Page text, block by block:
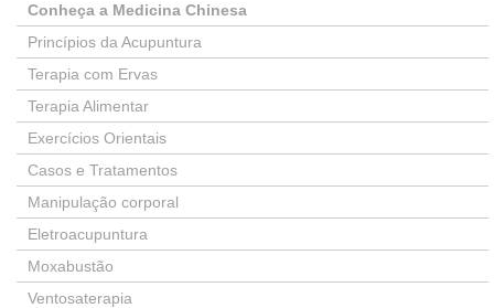
Conheça a Medicina Chinesa
Princípios da Acupuntura
Terapia com Ervas
Terapia Alimentar
Exercícios Orientais
Casos e Tratamentos
Manipulação corporal
Eletroacupuntura
Moxabustão
Ventosaterapia